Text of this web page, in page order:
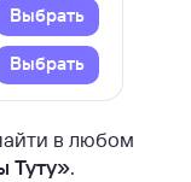
Выбрать
Выбрать
в любом
Туту».